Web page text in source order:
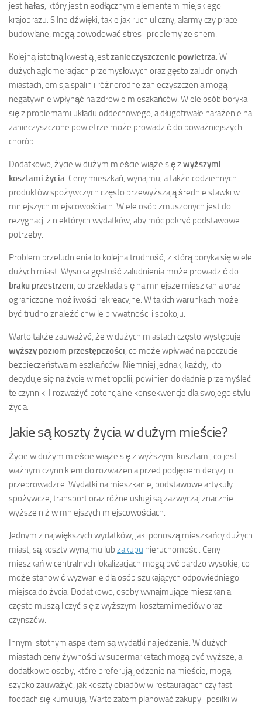
jest hałas, który jest nieodłącznym elementem miejskiego
krajobrazu. Silne dźwięki, takie jak ruch uliczny, alarmy czy prace
budowlane, mogą powodować stres i problemy ze snem.
Kolejną istotną kwestią jestzanieczyszczenie powietrza. W
dużych aglomeracjach przemysłowych oraz gęsto zaludnionych
miastach, emisja spalin i różnorodne zanieczyszczenia mogą
negatywnie wpłynąć na zdrowie mieszkańców. Wiele osób boryka
się z problemami układu oddechowego, a długotrwałe narażenie na
zanieczyszczone powietrze może prowadzić do poważniejszych
chorób.
Dodatkowo, życie w dużym mieście wiąże się zwyższymi
kosztami życia. Ceny mieszkań, wynajmu, a także codziennych
produktów spożywczych często przewyższają średnie stawki w
mniejszych miejscowościach. Wiele osób zmuszonych jest do
rezygnacji z niektórych wydatków, aby móc pokryć podstawowe
potrzeby.
Problem przeludnienia to kolejna trudność, z którą boryka się wiele
dużych miast. Wysoka gęstość zaludnienia może prowadzić do
braku przestrzeni, co przekłada się na mniejsze mieszkania oraz
ograniczone możliwości rekreacyjne. W takich warunkach może
być trudno znaleźć chwile prywatności i spokoju.
Warto także zauważyć, że w dużych miastach często występuje
wyższy poziom przestępczości, co może wpływać na poczucie
bezpieczeństwa mieszkańców. Niemniej jednak, każdy, kto
decyduje się na życie w metropolii, powinien dokładnie przemyśleć
te czynniki I rozważyć potencjalne konsekwencje dla swojego stylu
życia.
Jakie są koszty życia w dużym mieście?
Życie w dużym mieście wiąże się z wyższymi kosztami, co jest
ważnym czynnikiem do rozważenia przed podjęciem decyzji o
przeprowadzce. Wydatki na mieszkanie, podstawowe artykuły
spożywcze, transport oraz różne usługi są zazwyczaj znacznie
wyższe niż w mniejszych miejscowościach.
Jednym z największych wydatków, jaki ponoszą mieszkańcy dużych
miast, są koszty wynajmu lub zakupu nieruchomości. Ceny
mieszkań w centralnych lokalizacjach mogą być bardzo wysokie, co
może stanowić wyzwanie dla osób szukających odpowiedniego
miejsca do życia. Dodatkowo, osoby wynajmujące mieszkania
często muszą liczyć się z wyższymi kosztami mediów oraz
czynszów.
Innym istotnym aspektem są wydatki na jedzenie. W dużych
miastach ceny żywności w supermarketach mogą być wyższe, a
dodatkowo osoby, które preferują jedzenie na mieście, mogą
szybko zauważyć, jak koszty obiadów w restauracjach czy fast
foodach się kumulują. Warto zatem planować zakupy i posiłki w